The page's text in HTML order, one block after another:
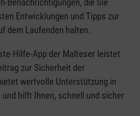
Entwicklungen und Tipps zur
dem Laufenden halten.
Hilfe-App der Malteser leistet
zur Sicherheit der
wertvolle Unterstützung in
hilft Ihnen, schnell und sicher